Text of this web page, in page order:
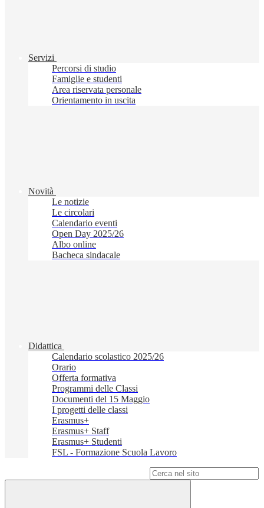
Servizi
Percorsi di studio
Famiglie e studenti
Area riservata personale
Orientamento in uscita
Novità
Le notizie
Le circolari
Calendario eventi
Open Day 2025/26
Albo online
Bacheca sindacale
Didattica
Calendario scolastico 2025/26
Orario
Offerta formativa
Programmi delle Classi
Documenti del 15 Maggio
I progetti delle classi
Erasmus+
Erasmus+ Staff
Erasmus+ Studenti
FSL - Formazione Scuola Lavoro